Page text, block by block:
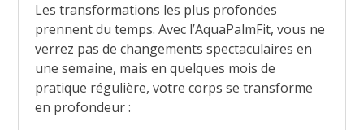
Les transformations les plus profondes
prennent du temps. Avec l’AquaPalmFit, vous ne
verrez pas de changements spectaculaires en
une semaine, mais en quelques mois de
pratique régulière, votre corps se transforme
en profondeur :